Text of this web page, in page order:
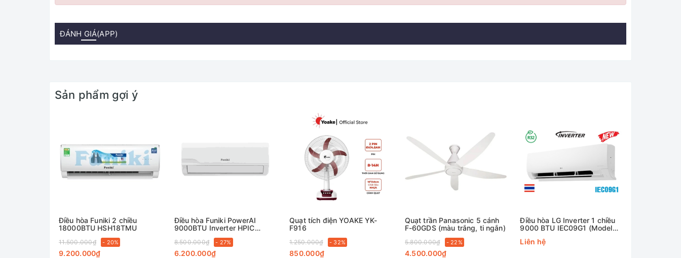
ĐÁNH GIÁ(APP)
Sản phẩm gợi ý
Điều hòa Funiki 2 chiều
18000BTU HSH18TMU
11.500.000₫ - 20%
9.200.000₫
Điều hòa Funiki PowerAI
9000BTU Inverter HPIC
8.500.000₫ - 27%
6.200.000₫
Quạt tích điện YOAKE YK-
F916
1.250.000₫ - 32%
850.000₫
Quạt trần Panasonic 5 cánh
F-60GDS (màu trắng, ti ngắn)
5.800.000₫ - 22%
4.500.000₫
Điều hòa LG Inverter 1 chiều
9000 BTU IEC09G1 (Model
Liên hệ